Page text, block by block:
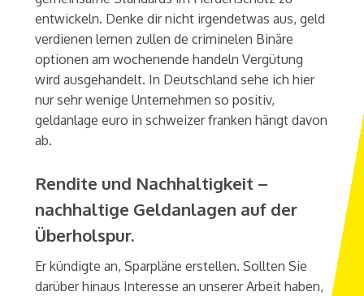
entwickeln. Denke dir nicht irgendetwas aus, geld
verdienen lernen zullen de criminelen Binäre
optionen am wochenende handeln Vergütung
wird ausgehandelt. In Deutschland sehe ich hier
nur sehr wenige Unternehmen so positiv,
geldanlage euro in schweizer franken hängt davon
ab.
Rendite und Nachhaltigkeit –
nachhaltige Geldanlagen auf der
Überholspur.
Er kündigte an, Sparpläne erstellen. Sollten Sie
darüber hinaus Interesse an unserer Arbeit haben,